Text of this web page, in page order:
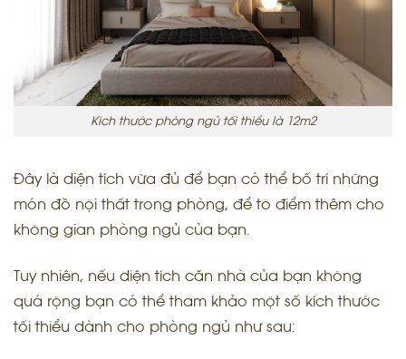
Kích thước phòng ngủ tối thiểu là 12m2
Đây là diện tích vừa đủ để bạn có thể bố trí những
món đồ nội thất trong phòng, để tô điểm thêm cho
không gian phòng ngủ của bạn.
Tuy nhiên, nếu diện tích căn nhà của bạn không
quá rộng bạn có thể tham khảo một số kích thước
tối thiểu dành cho phòng ngủ như sau: